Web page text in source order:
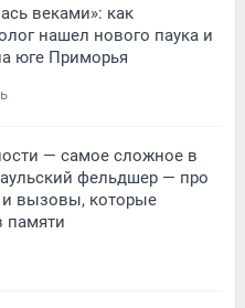
веками»: как
нашел нового паука и
юге Приморья
— самое сложное в
фельдшер — про
вызовы, которые
памяти